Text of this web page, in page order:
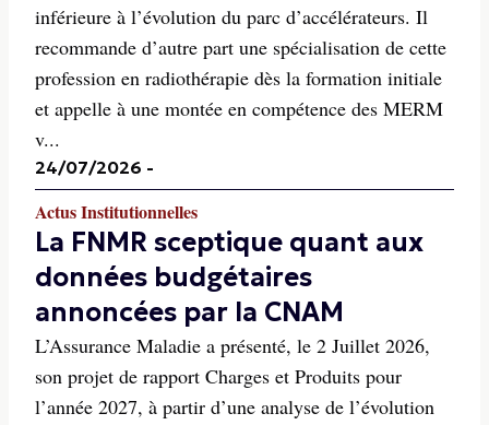
inférieure à l’évolution du parc d’accélérateurs. Il
recommande d’autre part une spécialisation de cette
profession en radiothérapie dès la formation initiale
et appelle à une montée en compétence des MERM
v...
24/07/2026 -
Actus Institutionnelles
La FNMR sceptique quant aux
données budgétaires
annoncées par la CNAM
L’Assurance Maladie a présenté, le 2 Juillet 2026,
son projet de rapport Charges et Produits pour
l’année 2027, à partir d’une analyse de l’évolution